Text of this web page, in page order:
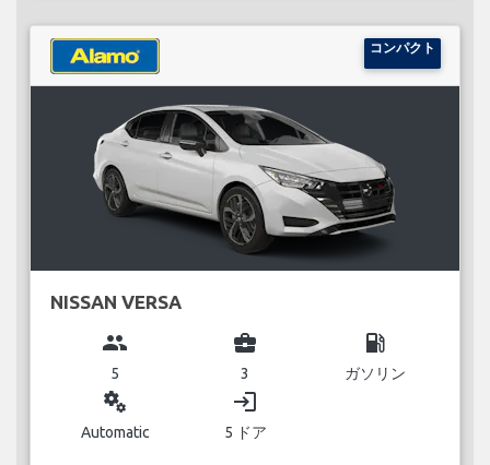
コンパクト
NISSAN VERSA
group
5
business_center
3
local_gas_station
ガソリン
miscellaneous_services
Automatic
login
5 ドア